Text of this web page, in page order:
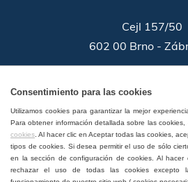
Cejl 157/50
602 00 Brno -
Consentimiento para las cookies
Utilizamos cookies para garantizar la mejor
Para obtener información detallada sobre las cookies,
cookies . Al hacer clic en Aceptar todas las cookies,
tipos de cookies. Si desea permitir el uso de sólo
en la sección de configuración de cookies. Al hacer
rechazar el uso de todas las cookies excepto